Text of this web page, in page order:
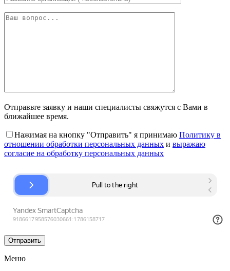
Отправьте заявку и наши специалисты свяжутся с Вами в
ближайшее время.
Нажимая на кнопку "Отправить" я принимаю Политику в
отношении обработки персональных данных и выражаю
согласие на обработку персональных данных
Меню